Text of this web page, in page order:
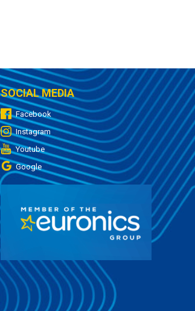
SOCIAL MEDIA
Facebook
Instagram
Youtube
Google